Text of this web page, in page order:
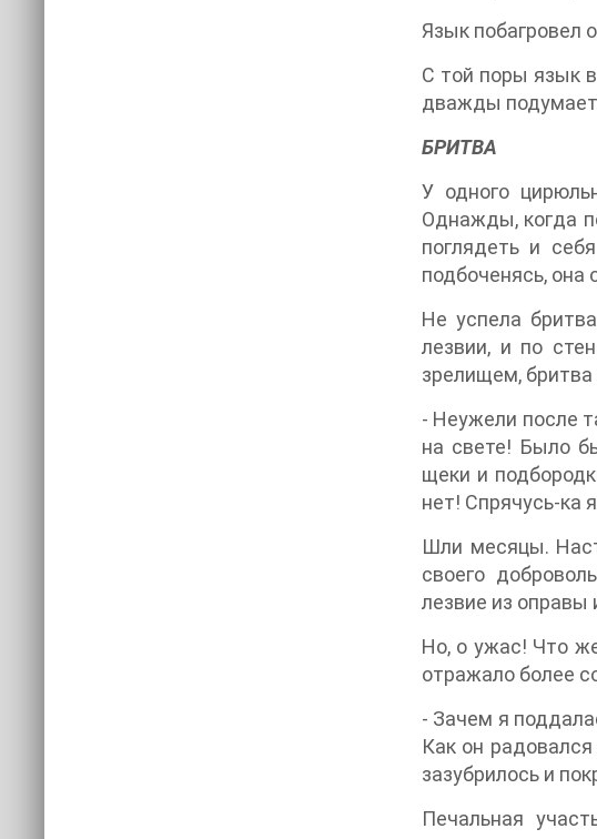
Язык побагровел
С той поры язык
дважды
БРИТВА
У одного
Однажды, когда
поглядеть и
подбоченясь, она
Не успела
лезвии, и по
зрелищем, бритва
- Неужели после
на свете! Было
щеки и
нет! Спрячусь-ка
Шли месяцы.
своего
лезвие из оправы
Но, о ужас! Что
отражало более
- Зачем я
Как он
зазубрилось и
Печальная